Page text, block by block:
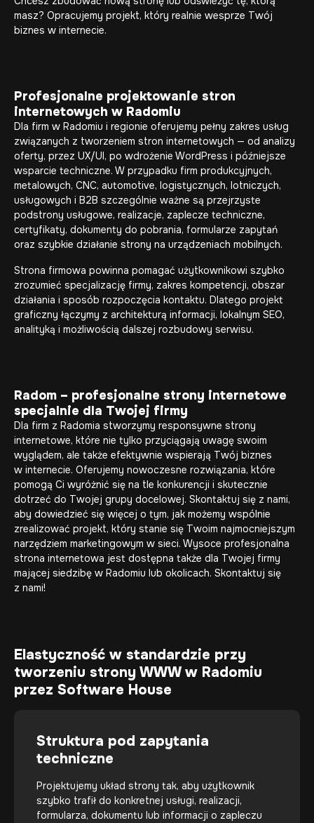
masz? Opracujemy projekt, który realnie wesprze Twój
biznes w internecie.
Profesjonalne projektowanie stron
internetowych w Radomiu
Dla firm w Radomiu i regionie oferujemy pełny zakres usług
związanych z tworzeniem stron internetowych — od analizy
oferty, przez UX/UI, po wdrożenie WordPress i późniejsze
wsparcie techniczne. W przypadku firm produkcyjnych,
metalowych, CNC, automotive, logistycznych, lotniczych,
usługowych i B2B szczególnie ważne są przejrzyste
podstrony usługowe, realizacje, zaplecze techniczne,
certyfikaty, dokumenty do pobrania, formularze zapytań
oraz szybkie działanie strony na urządzeniach mobilnych.
Strona firmowa powinna pomagać użytkownikowi szybko
zrozumieć specjalizację firmy, zakres kompetencji, obszar
działania i sposób rozpoczęcia kontaktu. Dlatego projekt
graficzny łączymy z architekturą informacji, lokalnym SEO,
analityką i możliwością dalszej rozbudowy serwisu.
Radom – profesjonalne strony internetowe
specjalnie dla Twojej firmy
Dla firm z Radomia stworzymy responsywne strony
internetowe, które nie tylko przyciągają uwagę swoim
wyglądem, ale także efektywnie wspierają Twój biznes
w internecie. Oferujemy nowoczesne rozwiązania, które
pomogą Ci wyróżnić się na tle konkurencji i skutecznie
dotrzeć do Twojej grupy docelowej. Skontaktuj się z nami,
aby dowiedzieć się więcej o tym, jak możemy wspólnie
zrealizować projekt, który stanie się Twoim najmocniejszym
narzędziem marketingowym w sieci. Wysoce profesjonalna
strona internetowa jest dostępna także dla Twojej firmy
mającej siedzibę w Radomiu lub okolicach. Skontaktuj się
z nami!
Elastyczność w standardzie przy
tworzeniu strony WWW w Radomiu
przez Software House
Struktura pod zapytania
techniczne
Projektujemy układ strony tak, aby użytkownik
szybko trafił do konkretnej usługi, realizacji,
formularza, dokumentu lub informacji o zapleczu